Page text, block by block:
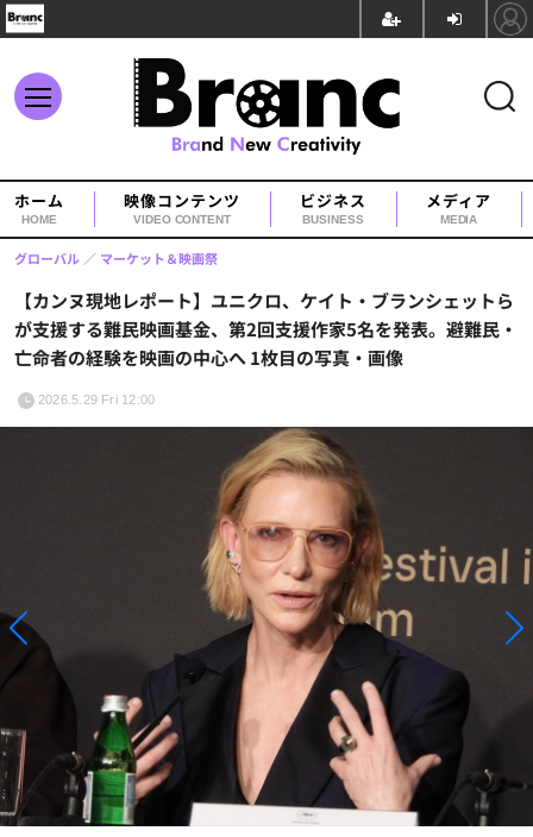
ホーム
HOME
映像コンテンツ
VIDEO CONTENT
ビジネス
BUSINESS
メディア
MEDIA
【カンヌ現地レポート】ユニクロ、ケイト・ブランシェットら
が支援する難民映画基金、第2回支援作家5名を発表。避難民・
亡命者の経験を映画の中心へ 1枚目の写真・画像
グローバル マーケット＆映画祭
2026.5.29 Fri 12:00